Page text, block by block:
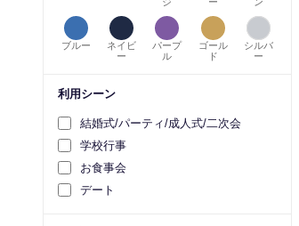
ブルー
ネイビ
ー
パープ
ル
ゴール
ド
シルバ
ー
利用シーン
結婚式/パーティ/成人式/二次会
学校行事
お食事会
デート